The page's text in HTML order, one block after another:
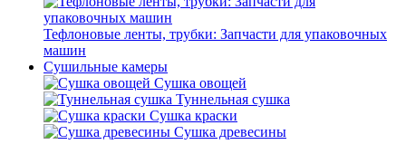
Тефлоновые ленты, трубки: Запчасти для упаковочных
машин
Сушильные камеры
Сушка овощей
Туннельная сушка
Сушка краски
Сушка древесины